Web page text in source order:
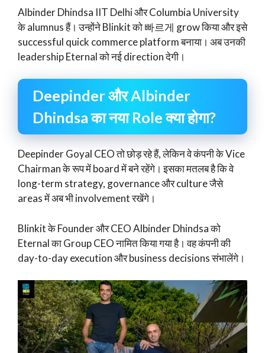
Albinder Dhindsa IIT Delhi और Columbia University
के alumnus हैं। उन्होंने Blinkit को 빠르게 grow किया और इसे
successful quick commerce platform बनाया। अब उनकी
leadership Eternal को नई direction देगी।
Deepinder और Albinder
Dhindsa का नया Role क्या होगा?
Deepinder Goyal CEO तो छोड़ रहे हैं, लेकिन वे कंपनी के Vice
Chairman के रूप में board में बने रहेंगे। इसका मतलब है कि वे
long-term strategy, governance और culture जैसे
areas में अब भी involvement रखेंगे।
Blinkit के Founder और CEO Albinder Dhindsa को
Eternal का Group CEO नामित किया गया है। वह कंपनी की
day-to-day execution और business decisions संभालेंगे।